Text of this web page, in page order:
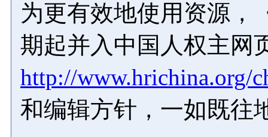
为更有效地使用资源，
期起并入中国人权主网
http://www.hrichina.org/
和编辑方针，一如既往